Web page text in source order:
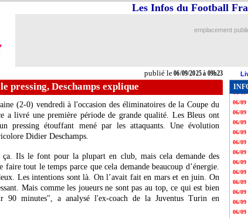
publié le06/09/2025 à 09h23
Les Infos du Football
emplacement
pressing, Deschamps explique
(2-0) vendredi à l'occasion des éliminatoires de la Coupe du
a livré une première période de grande qualité. Les Bleus ont
pressing étouffant mené par les attaquants. Une évolution
Didier Deschamps.
ça. Ils le font pour la plupart en club, mais cela demande des
faire tout le temps parce que cela demande beaucoup d’énergie.
Les intentions sont là. On l’avait fait en mars et en juin. On
Mais comme les joueurs ne sont pas au top, ce qui est bien
90 minutes", a analysé l'ex-coach de la Juventus Turin en
06/09
06/09
06/09
06/09
06/09
06/09
06/09
06/09
06/09
06/09
06/09
06/09
06/09
06/09
06/09
06/09
06/09